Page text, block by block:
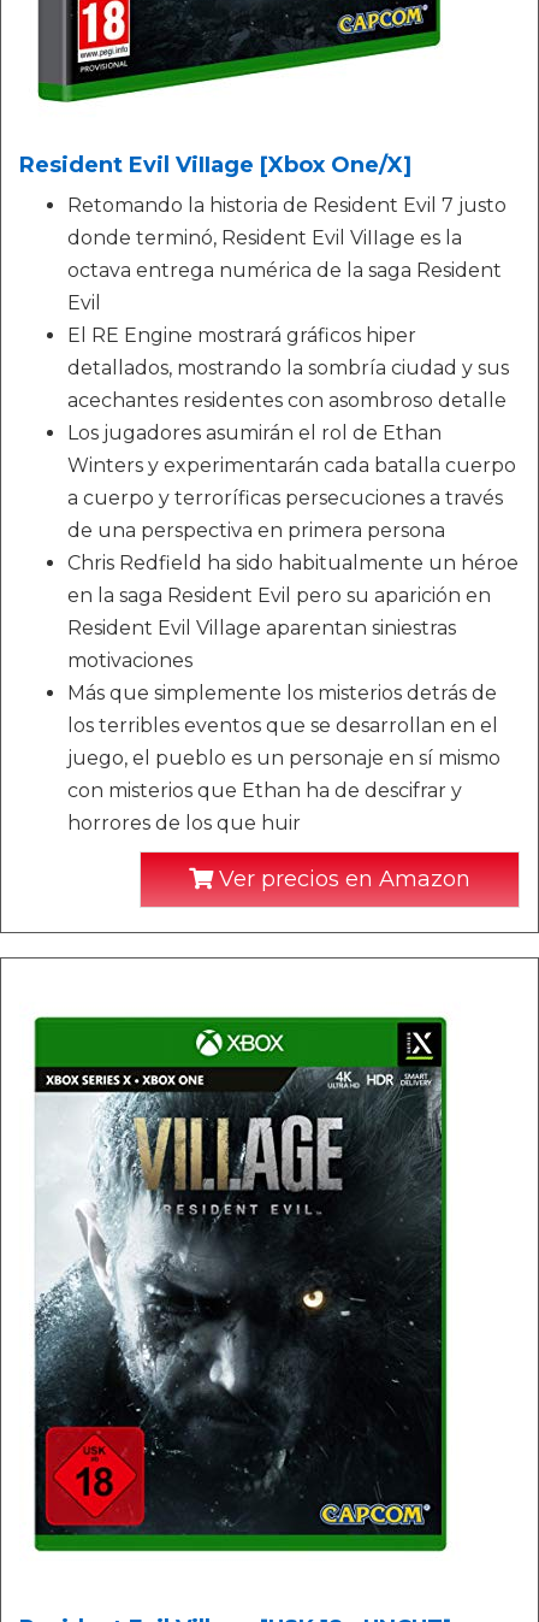
Resident Evil ViIIage [Xbox One/X]
Retomando la historia de Resident Evil 7 justo
donde terminó, Resident Evil ViIIage es la
octava entrega numérica de la saga Resident
Evil
El RE Engine mostrará gráficos hiper
detallados, mostrando la sombría ciudad y sus
acechantes residentes con asombroso detalle
Los jugadores asumirán el rol de Ethan
Winters y experimentarán cada batalla cuerpo
a cuerpo y terroríficas persecuciones a través
de una perspectiva en primera persona
Chris Redfield ha sido habitualmente un héroe
en la saga Resident Evil pero su aparición en
Resident Evil Village aparentan siniestras
motivaciones
Más que simplemente los misterios detrás de
los terribles eventos que se desarrollan en el
juego, el pueblo es un personaje en sí mismo
con misterios que Ethan ha de descifrar y
horrores de los que huir
Ver precios en Amazon